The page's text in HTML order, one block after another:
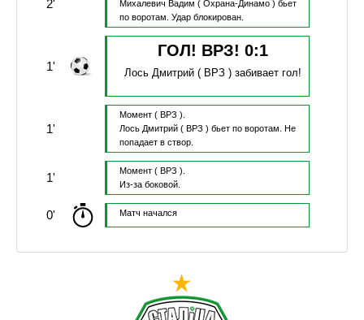
2'
Михалевич Вадим ( Охрана-Динамо ) бьет
по воротам. Удар блокирован.
1'
ГОЛ! ВРЗ! 0:1
Лось Дмитрий( ВРЗ ) забивает гол!
1'
Момент ( ВРЗ ).
Лось Дмитрий( ВРЗ ) бьет по воротам.
Не
попадает в створ.
1' Момент ( ВРЗ ).
Из-за боковой.
0' Матч начался